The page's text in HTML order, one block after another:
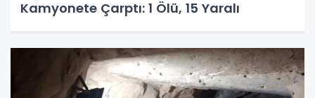
Kamyonete Çarptı: 1 Ölü, 15 Yaralı